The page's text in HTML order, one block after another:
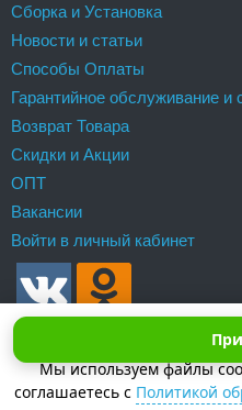
Сборка и Установка
Новости и статьи
Способы Оплаты
Гарантийное обслуживание и
Возврат Товара
Скидки и Акции
ОПТ
Вакансии
Войти в личный кабинет
Мы используем файлы
соглашаетесь с Политикой